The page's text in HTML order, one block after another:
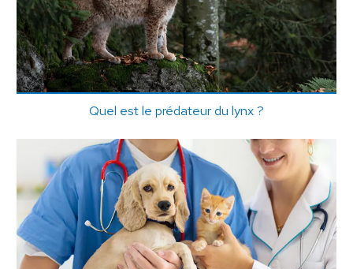
Quel est le prédateur du lynx ?